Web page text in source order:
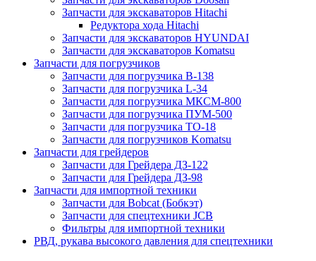
Запчасти для экскаваторов Hitachi
Редуктора хода Hitachi
Запчасти для экскаваторов HYUNDAI
Запчасти для экскаваторов Komatsu
Запчасти для погрузчиков
Запчасти для погрузчика B-138
Запчасти для погрузчика L-34
Запчасти для погрузчика МКСМ-800
Запчасти для погрузчика ПУМ-500
Запчасти для погрузчика ТО-18
Запчасти для погрузчиков Komatsu
Запчасти для грейдеров
Запчасти для Грейдера ДЗ-122
Запчасти для Грейдера ДЗ-98
Запчасти для импортной техники
Запчасти для Bobcat (Бобкэт)
Запчасти для спецтехники JCB
Фильтры для импортной техники
РВД, рукава высокого давления для спецтехники